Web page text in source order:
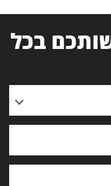
בכל